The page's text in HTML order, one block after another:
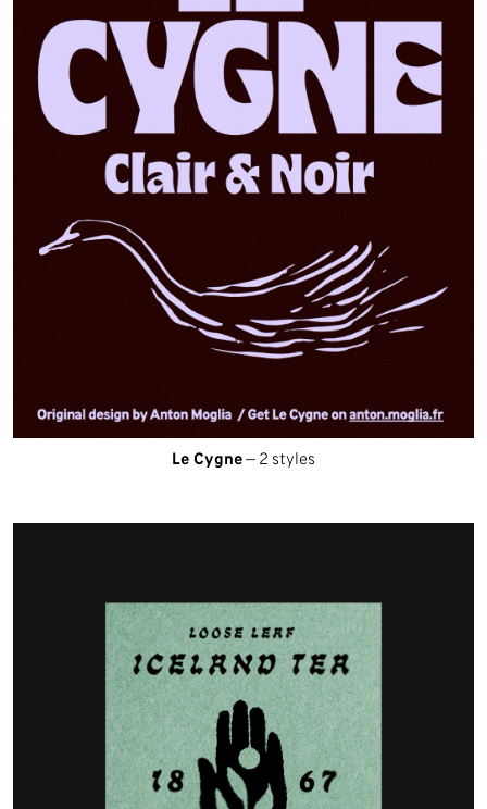
Le Cygne— 2 styles